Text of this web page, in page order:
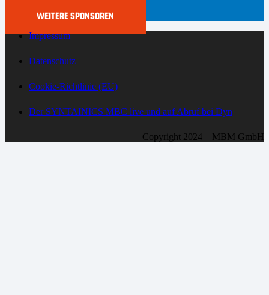
WEITERE SPONSOREN
Impressum
Datenschutz
Cookie-Richtlinie (EU)
Der SYNTAINICS MBC live und auf Abruf bei Dyn
Copyright 2024 – MBM GmbH